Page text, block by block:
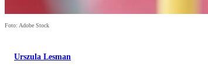
Foto: Adobe Stock
Urszula Lesman